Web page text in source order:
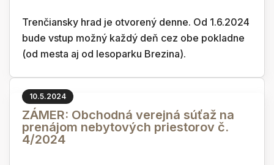
Trenčiansky hrad je otvorený denne. Od 1.6.2024
bude vstup možný každý deň cez obe pokladne
(od mesta aj od lesoparku Brezina).
10.5.2024
ZÁMER: Obchodná verejná súťaž na
prenájom nebytových priestorov č.
4/2024